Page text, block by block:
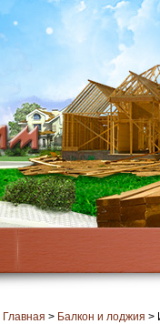
Главная > Балкон и лоджия >